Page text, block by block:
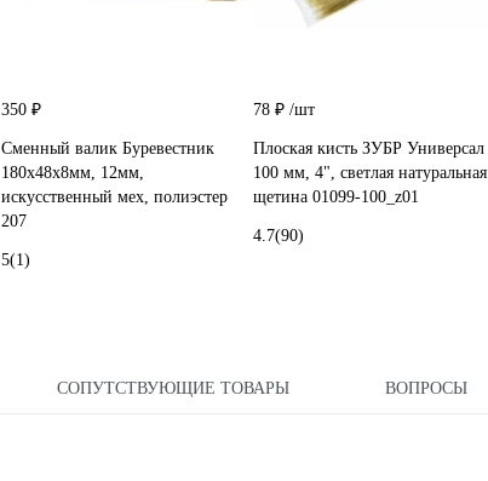
350 ₽
Сменный валик Буревестник
180х48х8мм, 12мм,
искусственный мех, полиэстер
207
5(1)
78 ₽ /шт
Плоская кисть ЗУБР Универсал
100 мм, 4", светлая натуральная
щетина 01099-100_z01
4.7(90)
СОПУТСТВУЮЩИЕ ТОВАРЫ ВОПРОСЫ